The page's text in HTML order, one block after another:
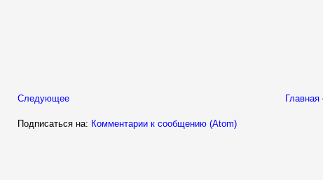
Следующее Главная
Подписаться на: Комментарии к сообщению (Atom)